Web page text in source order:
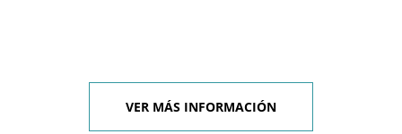
VER MÁS INFORMACIÓN